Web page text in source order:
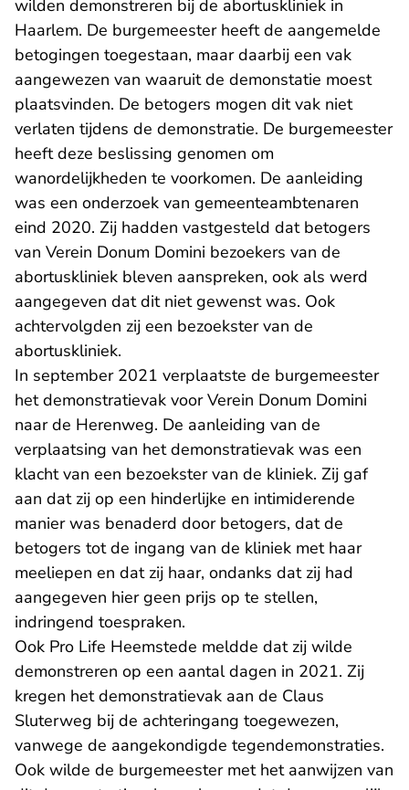
wilden demonstreren bij de abortuskliniek in
Haarlem. De burgemeester heeft de aangemelde
betogingen toegestaan, maar daarbij een vak
aangewezen van waaruit de demonstatie moest
plaatsvinden. De betogers mogen dit vak niet
verlaten tijdens de demonstratie. De burgemeester
heeft deze beslissing genomen om
wanordelijkheden te voorkomen. De aanleiding
was een onderzoek van gemeenteambtenaren
eind 2020. Zij hadden vastgesteld dat betogers
van Verein Donum Domini bezoekers van de
abortuskliniek bleven aanspreken, ook als werd
aangegeven dat dit niet gewenst was. Ook
achtervolgden zij een bezoekster van de
abortuskliniek.
In september 2021 verplaatste de burgemeester
het demonstratievak voor Verein Donum Domini
naar de Herenweg. De aanleiding van de
verplaatsing van het demonstratievak was een
klacht van een bezoekster van de kliniek. Zij gaf
aan dat zij op een hinderlijke en intimiderende
manier was benaderd door betogers, dat de
betogers tot de ingang van de kliniek met haar
meeliepen en dat zij haar, ondanks dat zij had
aangegeven hier geen prijs op te stellen,
indringend toespraken.
Ook Pro Life Heemstede meldde dat zij wilde
demonstreren op een aantal dagen in 2021. Zij
kregen het demonstratievak aan de Claus
Sluterweg bij de achteringang toegewezen,
vanwege de aangekondigde tegendemonstraties.
Ook wilde de burgemeester met het aanwijzen van